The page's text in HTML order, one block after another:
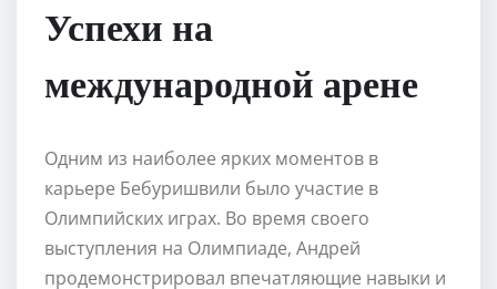
Успехи на
международной арене
Одним из наиболее ярких моментов в
карьере Бебуришвили было участие в
Олимпийских играх. Во время своего
выступления на Олимпиаде, Андрей
продемонстрировал впечатляющие навыки и